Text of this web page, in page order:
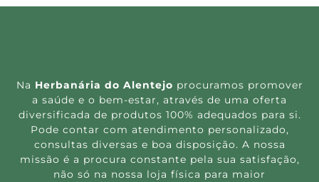
Na Herbanária do Alentejo procuramos promover
a saúde e o bem-estar, através de uma oferta
diversificada de produtos 100% adequados para si.
Pode contar com atendimento personalizado,
consultas diversas e boa disposição. A nossa
missão é a procura constante pela sua satisfação,
não só na nossa loja física para maior